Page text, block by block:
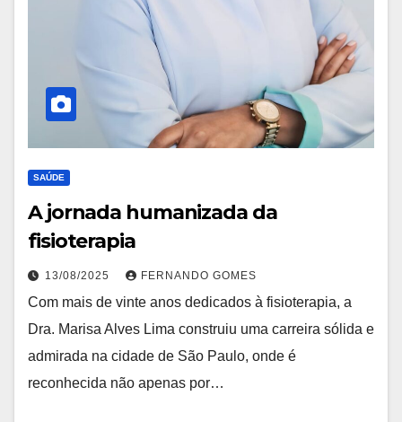
SAÚDE
A jornada humanizada da
fisioterapia
13/08/2025 FERNANDO GOMES
Com mais de vinte anos dedicados à fisioterapia, a
Dra. Marisa Alves Lima construiu uma carreira sólida e
admirada na cidade de São Paulo, onde é
reconhecida não apenas por…